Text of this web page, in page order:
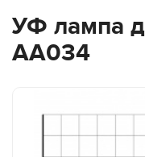
УФ лампа
AA034